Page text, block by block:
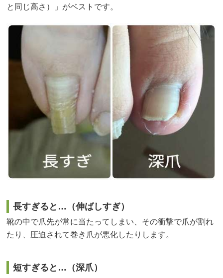
と同じ高さ）」がベストです。
長すぎると…（伸ばしすぎ）
靴の中で爪先が常に当たってしまい、その衝撃で爪が割れ
たり、圧迫されて巻き爪が悪化したりします。
短すぎると…（深爪）